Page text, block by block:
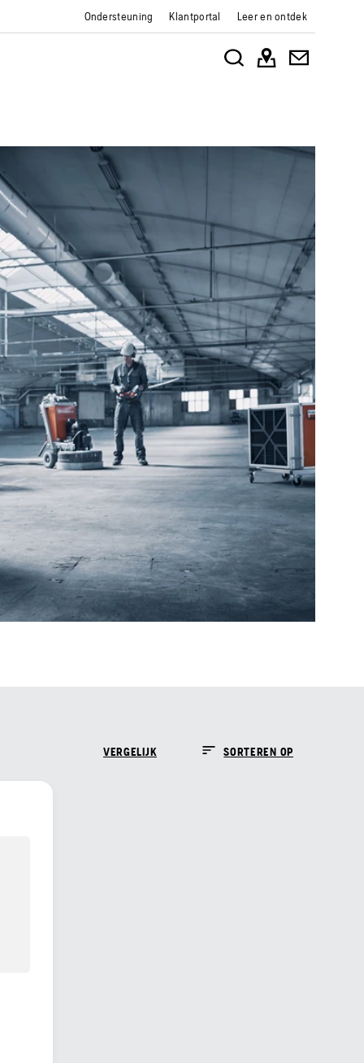
Ondersteuning Klantportal Leer en ontdek
VERGELIJK SORTEREN OP